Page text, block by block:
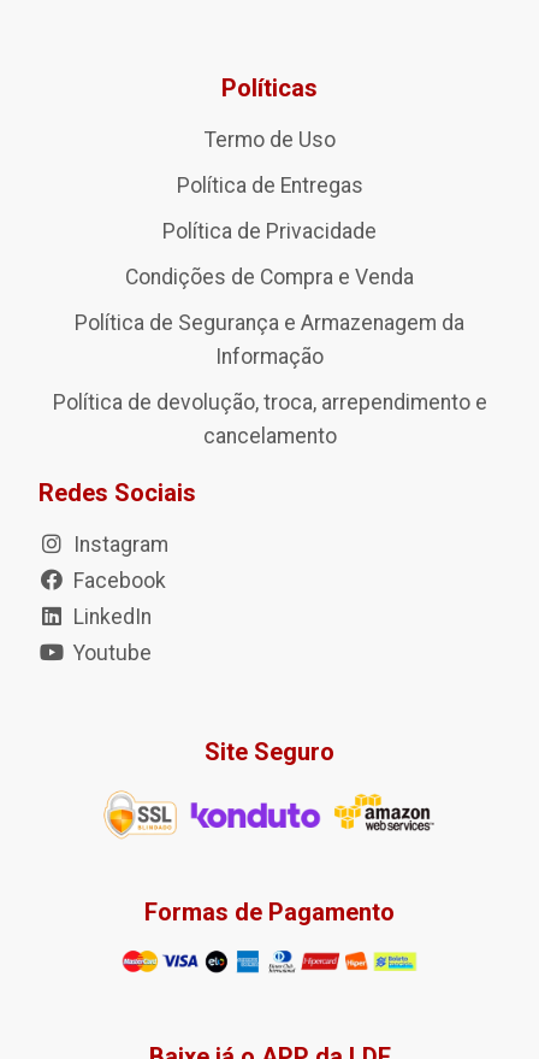
Políticas
Termo de Uso
Política de Entregas
Política de Privacidade
Condições de Compra e Venda
Política de Segurança e Armazenagem da
Informação
Política de devolução, troca, arrependimento e
cancelamento
Redes Sociais
Instagram
Facebook
LinkedIn
Youtube
Site Seguro
Formas de Pagamento